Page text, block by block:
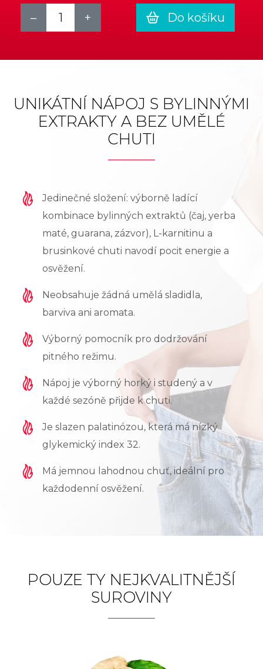
Do košíku
UNIKÁTNÍ NÁPOJ S BYLINNÝMI
EXTRAKTY A BEZ UMĚLÉ
CHUTI
Jedinečné složení: výborně ladící
kombinace bylinných extraktů (čaj, yerba
maté, guarana, zázvor), L-karnitinu a
brusinkové chuti navodí pocit energie a
osvěžení.
Neobsahuje žádná umělá sladidla,
barviva ani aromata.
Výborný pomocník pro dodržování
pitného režimu.
Nápoj je výborný horký i studený a v
každé sezóně přijde k chuti.
Je slazen palatinózou, která má nízký
glykemický index 32.
Má jemnou lahodnou chuť, ideální pro
každodenní osvěžení.
POUZE TY NEJKVALITNĚJŠÍ
SUROVINY